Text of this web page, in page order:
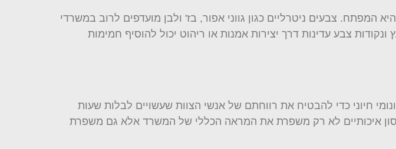
צבעים ניטרליים כגון גווני אפור, בז' ולבן מועדפים לרוב במשרדי
צבע עדינות דרך יצירות אמנות או ריהוט יכול להוסיף חמימות
חיוני כדי להבטיח את רווחתם של אנשי הצוות שעשויים לבלות שעות
איכותיים לא רק משפרת את המראה הכללי של המשרד אלא גם משפרת